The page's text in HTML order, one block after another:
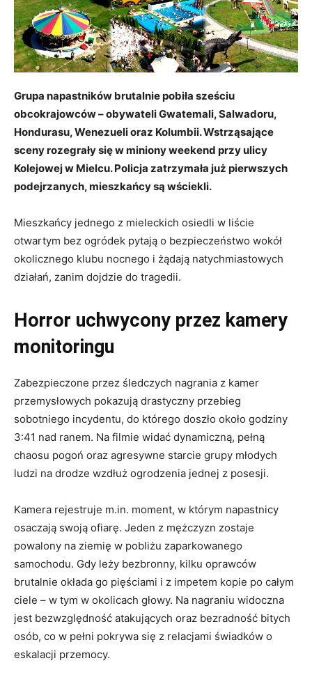
Grupa napastników brutalnie pobiła sześciu
obcokrajowców – obywateli Gwatemali, Salwadoru,
Hondurasu, Wenezueli oraz Kolumbii. Wstrząsające
sceny rozegrały się w miniony weekend przy ulicy
Kolejowej w Mielcu. Policja zatrzymała już pierwszych
podejrzanych, mieszkańcy są wściekli.
Mieszkańcy jednego z mieleckich osiedli w liście
otwartym bez ogródek pytają o bezpieczeństwo wokół
okolicznego klubu nocnego i żądają natychmiastowych
działań, zanim dojdzie do tragedii.
Horror uchwycony przez kamery
monitoringu
Zabezpieczone przez śledczych nagrania z kamer
przemysłowych pokazują drastyczny przebieg
sobotniego incydentu, do którego doszło około godziny
3:41 nad ranem. Na filmie widać dynamiczną, pełną
chaosu pogoń oraz agresywne starcie grupy młodych
ludzi na drodze wzdłuż ogrodzenia jednej z posesji.
Kamera rejestruje m.in. moment, w którym napastnicy
osaczają swoją ofiarę. Jeden z mężczyzn zostaje
powalony na ziemię w pobliżu zaparkowanego
samochodu. Gdy leży bezbronny, kilku oprawców
brutalnie okłada go pięściami i z impetem kopie po całym
ciele – w tym w okolicach głowy. Na nagraniu widoczna
jest bezwzględność atakujących oraz bezradność bitych
osób, co w pełni pokrywa się z relacjami świadków o
eskalacji przemocy.